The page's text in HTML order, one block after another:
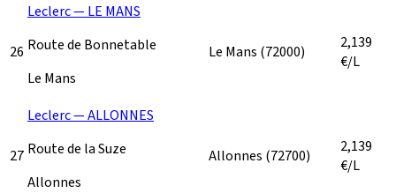
26
Leclerc — LE MANS
Route de Bonnetable
Le Mans
Le Mans (72000)
2,139
€/L
27
Leclerc — ALLONNES
Route de la Suze
Allonnes
Allonnes (72700)
2,139
€/L